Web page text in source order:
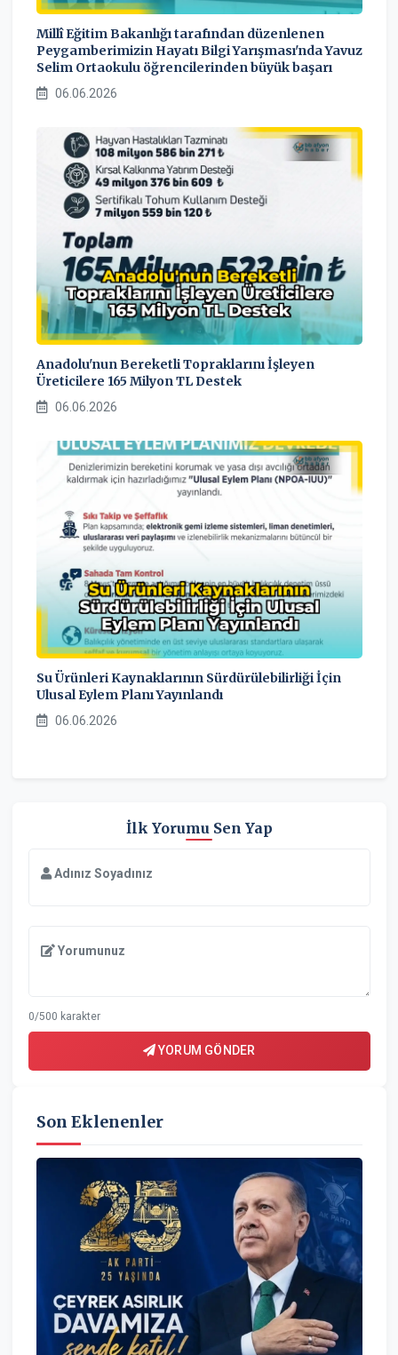
Millî Eğitim Bakanlığı tarafından düzenlenen
Peygamberimizin Hayatı Bilgi Yarışması'nda Yavuz
Selim Ortaokulu öğrencilerinden büyük başarı
06.06.2026
Anadolu'nun Bereketli Topraklarını İşleyen
Üreticilere 165 Milyon TL Destek
06.06.2026
Su Ürünleri Kaynaklarının Sürdürülebilirliği İçin
Ulusal Eylem Planı Yayınlandı
06.06.2026
İlk Yorumu Sen Yap
Adınız Soyadınız
Yorumunuz
0/500 karakter
YORUM GÖNDER
Son Eklenenler